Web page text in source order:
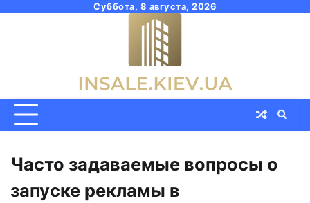
Суббота, 8 августа, 2026
Часто задаваемые вопросы о
запуске рекламы в